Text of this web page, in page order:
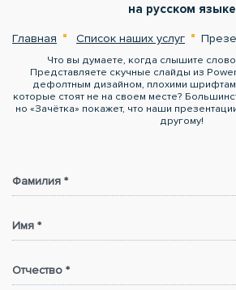
на русском языке
Главная Список наших услуг
Что вы думаете, когда слышите
Представляете скучные слайды из
дефолтным дизайном, плохими
которые стоят не на своем месте?
но «Зачётка» покажет, что наши
другому!
Фамилия *
Имя *
Отчество *